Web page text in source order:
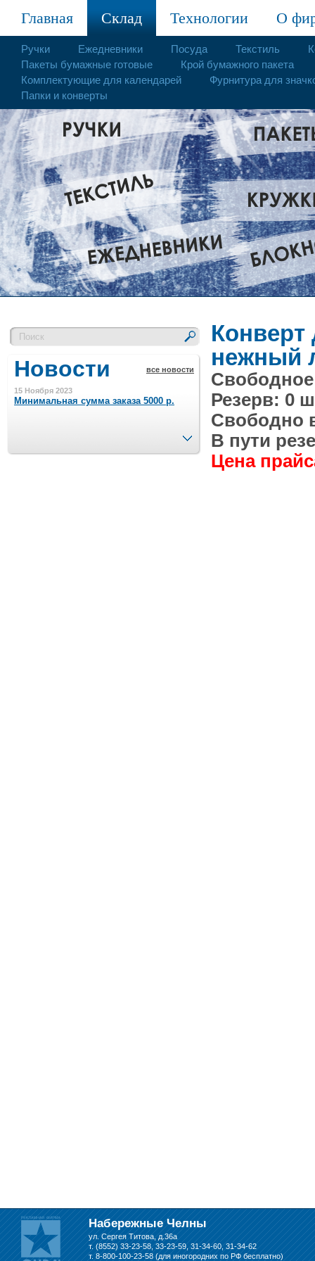
Главная Склад Технологии О
Ручки Ежедневники Посуда Текстиль
Пакеты бумажные готовые
Крой бумажного пакета
Комплектующие для календарей
Фурнитура для
Папки и конверты
Новости все новости
15 Ноября 2023
Минимальная сумма заказа 5000 р.
Шляпные коробочки производим
След.
Конверт
нежный
Свободное
Резерв: 0
Свободно
В пути
Цена
Набережные Челны
ул. Сергея Титова, д.36а
т. (8552) 33-23-58, 33-23-59, 31-34-60, 31-34-62
т. 8-800-100-23-58 (для иногородних по РФ бесплатно)